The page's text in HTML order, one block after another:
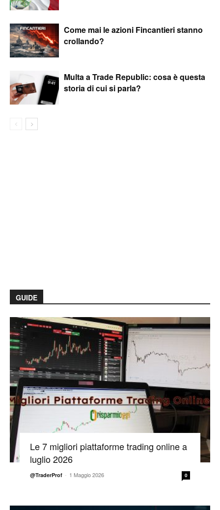
Come mai le azioni Fincantieri stanno
crollando?
Multa a Trade Republic: cosa è questa
storia di cui si parla?
GUIDE
Le 7 migliori piattaforme trading online a
luglio 2026
@TraderProf - 1 Maggio 2026 0